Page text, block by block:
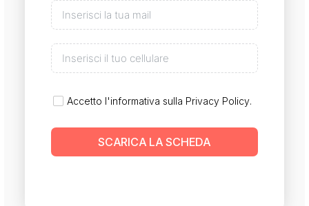
Accetto l'informativa sulla Privacy Policy.
SCARICA LA SCHEDA